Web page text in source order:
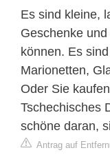
Es sind kleine,
Geschenke
können. Es
Marionetten,
Oder Sie
Tschechisches
schöne daran,
Antrag auf